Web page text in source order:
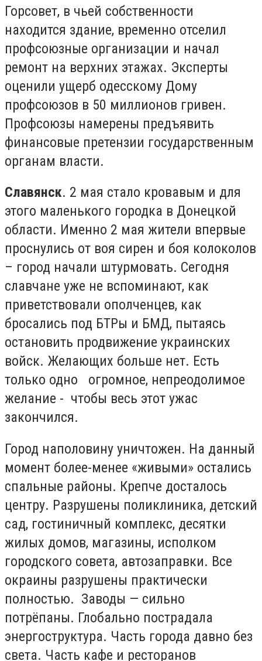
Горсовет, в чьей собственности
находится здание, временно отселил
профсоюзные организации и начал
ремонт на верхних этажах. Эксперты
оценили ущерб одесскому Дому
профсоюзов в 50 миллионов гривен.
Профсоюзы намерены предъявить
финансовые претензии государственным
органам власти.
Славянск. 2 мая стало кровавым и для
этого маленького городка в Донецкой
области. Именно 2 мая жители впервые
проснулись от воя сирен и боя колоколов
– город начали штурмовать. Сегодня
славчане уже не вспоминают, как
приветствовали ополченцев, как
бросались под БТРы и БМД, пытаясь
остановить продвижение украинских
войск. Желающих больше нет. Есть
только одно огромное, непреодолимое
желание - чтобы весь этот ужас
закончился.
Город наполовину уничтожен. На данный
момент более-менее «живыми» остались
спальные районы. Крепче досталось
центру. Разрушены поликлиника, детский
сад, гостиничный комплекс, десятки
жилых домов, магазины, исполком
городского совета, автозаправки. Все
окраины разрушены практически
полностью. Заводы — сильно
потрёпаны. Глобально пострадала
энергоструктура. Часть города давно без
света. Часть кафе и ресторанов